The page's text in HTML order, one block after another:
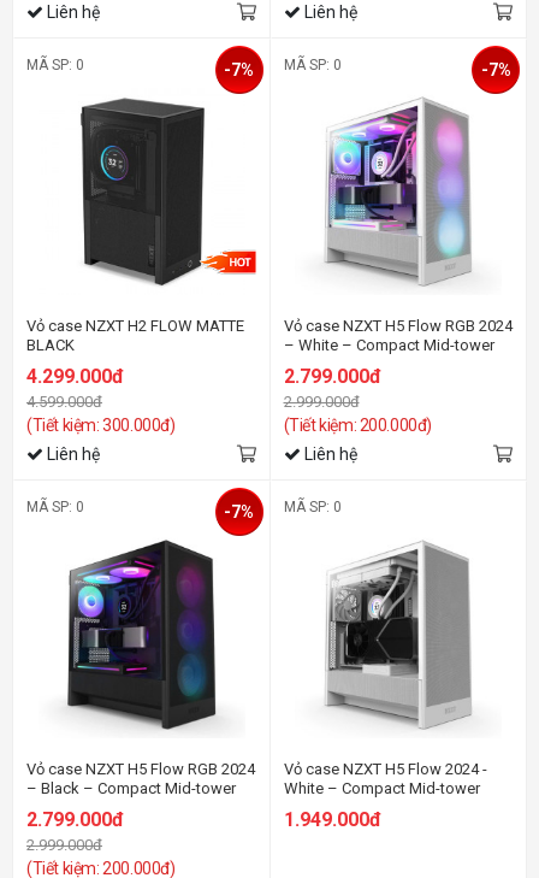
Liên hệ Liên hệ
MÃ SP: 0
Vỏ case NZXT H2 FLOW MATTE
BLACK
4.299.000đ
4.599.000đ
(Tiết kiệm: 300.000đ)
-7%
Liên hệ
MÃ SP: 0
Vỏ case NZXT H5 Flow RGB 2024
– White – Compact Mid-tower
Airflow Case
2.799.000đ
2.999.000đ
(Tiết kiệm: 200.000đ)
-7%
Liên hệ
MÃ SP: 0
Vỏ case NZXT H5 Flow RGB 2024
– Black – Compact Mid-tower
2.799.000đ
2.999.000đ
(Tiết kiệm: 200.000đ)
-7% MÃ SP: 0
Vỏ case NZXT H5 Flow 2024 -
White – Compact Mid-tower
1.949.000đ